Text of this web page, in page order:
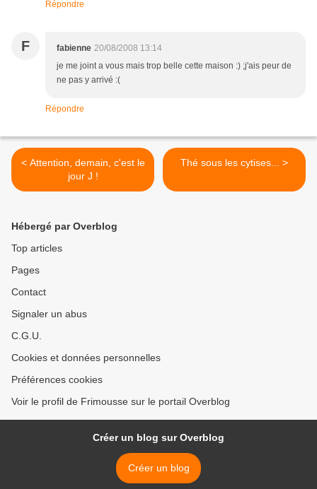
Répondre
F fabienne 20/08/2008 13:14
je me joint a vous mais trop belle cette maison :) ;j'ais peur de
ne pas y arrivé :(
Répondre
< Attention, demain, c'est le
jour J !
Thé sous les cytises... >
Hébergé par Overblog
Top articles
Pages
Contact
Signaler un abus
C.G.U.
Cookies et données personnelles
Préférences cookies
Voir le profil de Frimousse sur le portail Overblog
Créer un blog sur Overblog
Créer un blog